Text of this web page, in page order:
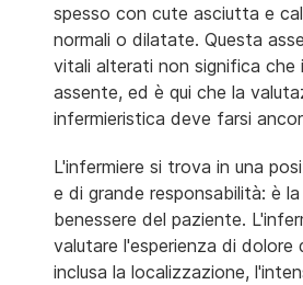
spesso con cute asciutta e
normali o dilatate. Questa
vitali alterati non significa che
assente, ed è qui che la
infermieristica deve farsi
L'infermiere si trova in una
e di grande responsabilità: è
benessere del paziente.
valutare l'esperienza di dolore
inclusa la localizzazione,